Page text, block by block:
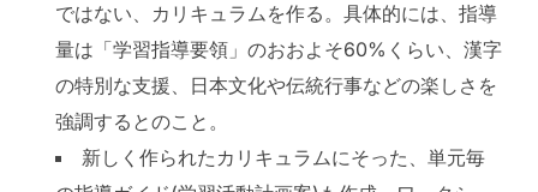
ではない、カリキュラムを作る。具体的には、指導
量は「学習指導要領」のおおよそ60%くらい、漢字
の特別な支援、日本文化や伝統行事などの楽しさを
強調するとのこと。
新しく作られたカリキュラムにそった、単元毎